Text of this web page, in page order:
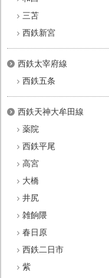
三苫
西鉄新宮
西鉄太宰府線
西鉄五条
西鉄天神大牟田線
薬院
西鉄平尾
高宮
大橋
井尻
雑餉隈
春日原
西鉄二日市
紫